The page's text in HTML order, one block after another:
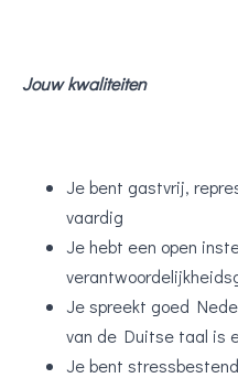
Jouw kwaliteiten
Je bent gastvrij,
vaardig
Je hebt een open
Je spreekt goed
van de Duitse taal is
Je bent